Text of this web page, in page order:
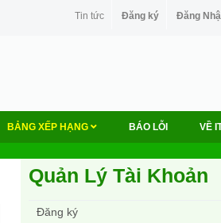
Tin tức Đăng ký Đăng
BẢNG XẾP HẠNG BÁO LỖI VỀ
Quản Lý Tài Khoản
Đăng ký